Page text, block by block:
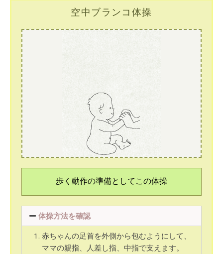
空中ブランコ体操
歩く動作の準備としてこの体操
体操方法を確認
赤ちゃんの足首を外側から包むようにして、
ママの親指、人差し指、中指で支えます。